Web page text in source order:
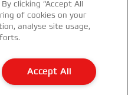
unseren Neuheiten,
clicking “Accept All
of cookies on your
analyse site usage,
Accept All